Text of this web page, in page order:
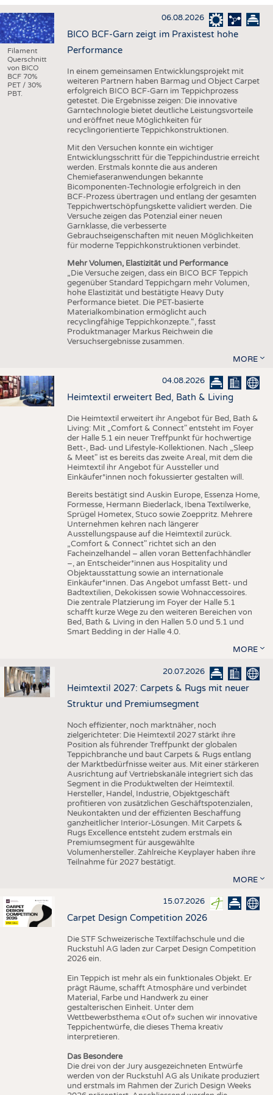
HAUS- UND HEIMTEXTILIEN
BEKLEIDUNG
TESTS
BUSINESS
UNTERNEHMEN
AUSSCHREIBUNGEN
DTV AUSSCHREIBUNGSDIENST
STATISTICS
ADRESSEN & LINKS
PUBLIKATIONEN
BRANCHENTERMINE
Filament
Querschnitt
von BICO
BCF 70%
PET / 30%
PBT.
06.08.2026
BICO BCF-Garn zeigt im Praxistest hohe
Performance
In einem gemeinsamen Entwicklungsprojekt mit
weiteren Partnern haben Barmag und Object Carpet
erfolgreich BICO BCF-Garn im Teppichprozess
getestet. Die Ergebnisse zeigen: Die innovative
Garntechnologie bietet deutliche Leistungsvorteile
und eröffnet neue Möglichkeiten für
recyclingorientierte Teppichkonstruktionen.
Mit den Versuchen konnte ein wichtiger
Entwicklungsschritt für die Teppichindustrie erreicht
werden. Erstmals konnte die aus anderen
Chemiefaseranwendungen bekannte
Bicomponenten-Technologie erfolgreich in den
BCF-Prozess übertragen und entlang der gesamten
Teppichwertschöpfungskette validiert werden. Die
Versuche zeigen das Potenzial einer neuen
Garnklasse, die verbesserte
Gebrauchseigenschaften mit neuen Möglichkeiten
für moderne Teppichkonstruktionen verbindet.
Mehr Volumen, Elastizität und Performance
„Die Versuche zeigen, dass ein BICO BCF Teppich
gegenüber Standard Teppichgarn mehr Volumen,
hohe Elastizität und bestätigte Heavy Duty
Performance bietet. Die PET-basierte
Materialkombination ermöglicht auch
recyclingfähige Teppichkonzepte.“, fasst
Produktmanager Markus Reichwein die
Versuchsergebnisse zusammen.
MORE
04.08.2026
Heimtextil erweitert Bed, Bath & Living
Die Heimtextil erweitert ihr Angebot für Bed, Bath &
Living: Mit „Comfort & Connect" entsteht im Foyer
der Halle 5.1 ein neuer Treffpunkt für hochwertige
Bett-, Bad- und Lifestyle-Kollektionen. Nach „Sleep
& Meet" ist es bereits das zweite Areal, mit dem die
Heimtextil ihr Angebot für Aussteller und
Einkäufer*innen noch fokussierter gestalten will.
Bereits bestätigt sind Auskin Europe, Essenza Home,
Formesse, Hermann Biederlack, Ibena Textilwerke,
Sprügel Hometex, Stuco sowie Zoeppritz. Mehrere
Unternehmen kehren nach längerer
Ausstellungspause auf die Heimtextil zurück.
„Comfort & Connect" richtet sich an den
Facheinzelhandel – allen voran Bettenfachhändler
–, an Entscheider*innen aus Hospitality und
Objektausstattung sowie an internationale
Einkäufer*innen. Das Angebot umfasst Bett- und
Badtextilien, Dekokissen sowie Wohnaccessoires.
Die zentrale Platzierung im Foyer der Halle 5.1
schafft kurze Wege zu den weiteren Bereichen von
Bed, Bath & Living in den Hallen 5.0 und 5.1 und
Smart Bedding in der Halle 4.0.
MORE
20.07.2026
Heimtextil 2027: Carpets & Rugs mit neuer
Struktur und Premiumsegment
Noch effizienter, noch marktnäher, noch
zielgerichteter: Die Heimtextil 2027 stärkt ihre
Position als führender Treffpunkt der globalen
Teppichbranche und baut Carpets & Rugs entlang
der Marktbedürfnisse weiter aus. Mit einer stärkeren
Ausrichtung auf Vertriebskanäle integriert sich das
Segment in die Produktwelten der Heimtextil.
Hersteller, Handel, Industrie, Objektgeschäft
profitieren von zusätzlichen Geschäftspotenzialen,
Neukontakten und der effizienten Beschaffung
ganzheitlicher Interior-Lösungen. Mit Carpets &
Rugs Excellence entsteht zudem erstmals ein
Premiumsegment für ausgewählte
Volumenhersteller. Zahlreiche Keyplayer haben ihre
Teilnahme für 2027 bestätigt.
MORE
15.07.2026
Carpet Design Competition 2026
Die STF Schweizerische Textilfachschule und die
Ruckstuhl AG laden zur Carpet Design Competition
2026 ein.
Ein Teppich ist mehr als ein funktionales Objekt. Er
prägt Räume, schafft Atmosphäre und verbindet
Material, Farbe und Handwerk zu einer
gestalterischen Einheit. Unter dem
Wettbewerbsthema «Out of» suchen wir innovative
Teppichentwürfe, die dieses Thema kreativ
interpretieren.
Das Besondere
Die drei von der Jury ausgezeichneten Entwürfe
werden von der Ruckstuhl AG als Unikate produziert
und erstmals im Rahmen der Zurich Design Weeks